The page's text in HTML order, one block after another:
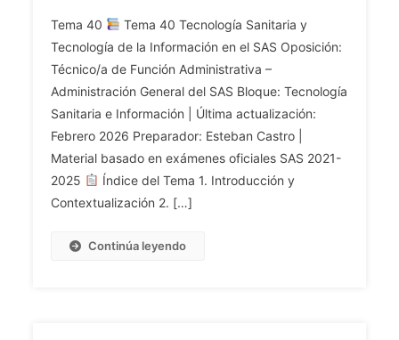
ADM
GRAL.
Tema
40.
Tecnología
Sanitaria
Y
Tecnología
La
Concepto
Tema 40
Tema 40 Tecnología Sanitaria y
Tecnología de la Información en el SAS Oposición:
Técnico/a de Función Administrativa –
Administración General del SAS Bloque: Tecnología
Sanitaria e Información | Última actualización:
Febrero 2026 Preparador: Esteban Castro |
Material basado en exámenes oficiales SAS 2021-
2025
Índice del Tema 1. Introducción y
Contextualización 2. […]
Continúa leyendo